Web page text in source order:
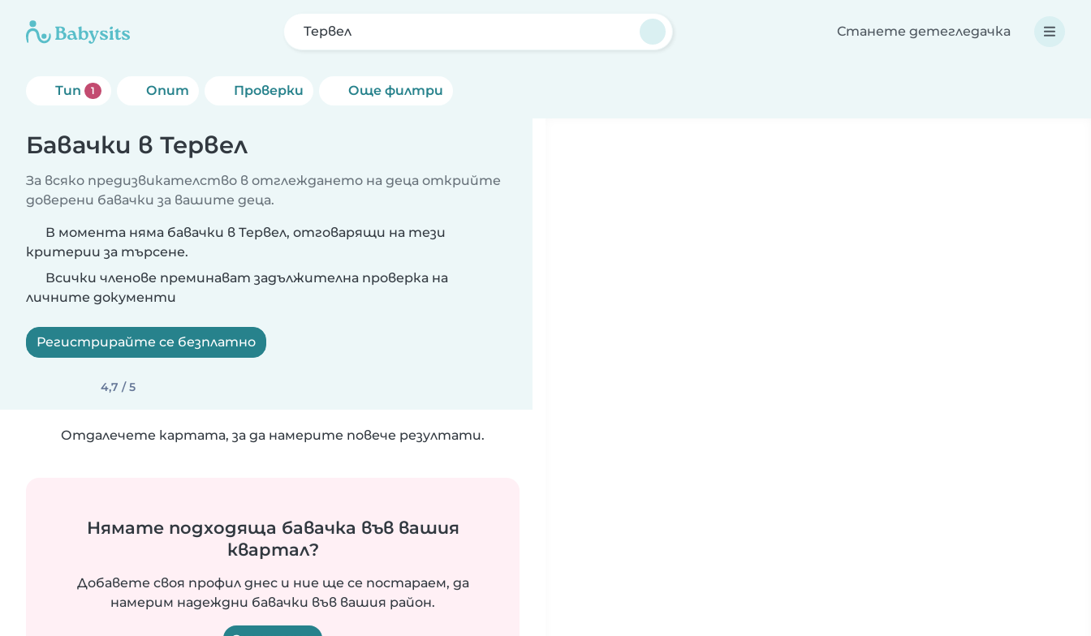
Тервел Станете детегледачка
Тип 1 Опит Проверки Още филтри
Бавачки в Тервел
За всяко предизвикателство в отглеждането на деца открийте
доверени бавачки за вашите деца.
В момента няма бавачки в Тервел, отговарящи на тези
критерии за търсене.
Всички членове преминават задължителна проверка на
личните документи
Регистрирайте се безплатно
4,7 / 5
Отдалечете картата, за да намерите повече резултати.
Нямате подходяща бавачка във вашия
квартал?
Добавете своя профил днес и ние ще се постараем, да
намерим надеждни бавачки във вашия район.